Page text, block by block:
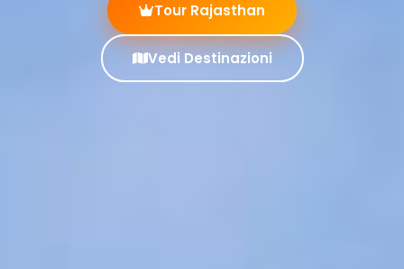
Scopri il Kerala Contattaci